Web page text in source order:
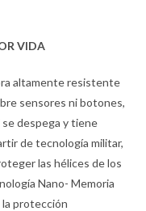
VIDA
altamente resistente
sensores ni botones,
se despega y tiene
de tecnología militar,
las hélices de los
Nano- Memoria
protección